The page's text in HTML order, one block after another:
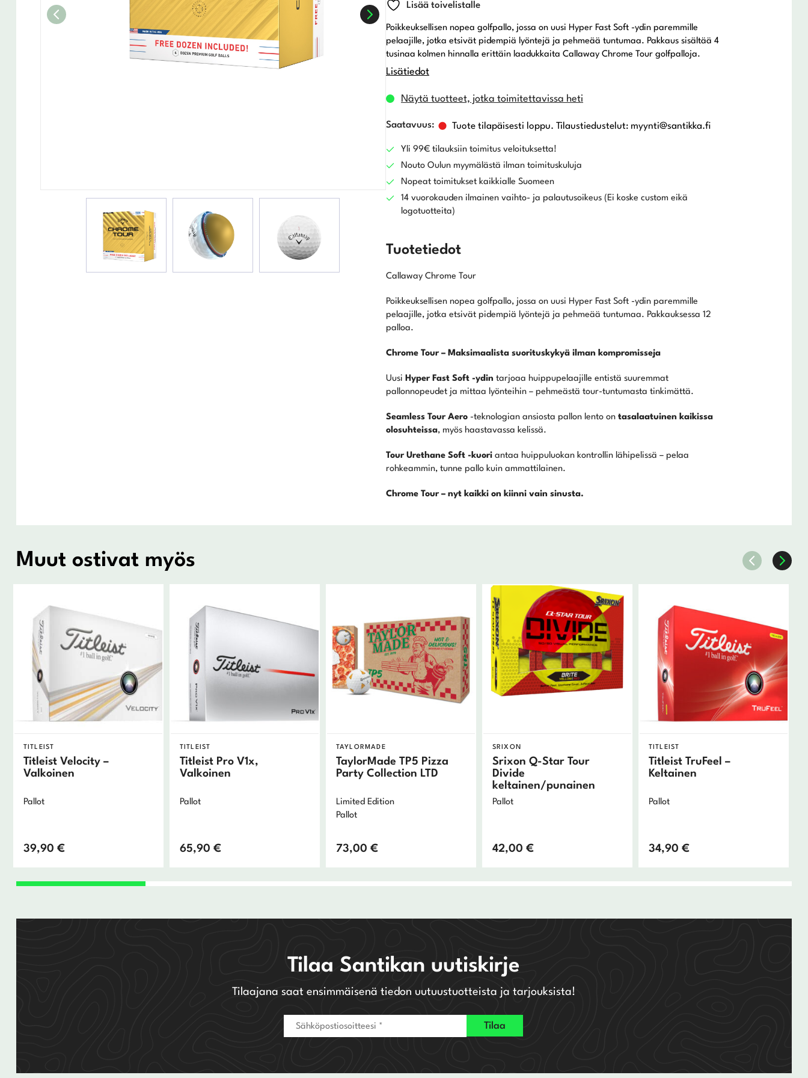
Wedget
Naisten aloittelijan setit
Lisää toivelistalle
Poikkeuksellisen nopea golfpallo, jossa on uusi Hyper Fast Soft -ydin paremmille
pelaajille, jotka etsivät pidempiä lyöntejä ja pehmeää tuntumaa. Pakkaus sisältää 4
tusinaa kolmen hinnalla erittäin laadukkaita Callaway Chrome Tour golfpalloja.
Lisätiedot
Näytä tuotteet, jotka toimitettavissa heti
Tuote tilapäisesti loppu. Tilaustiedustelut: myynti@santikka.fi
Yli 99€ tilauksiin toimitus veloituksetta!
Nouto Oulun myymälästä ilman toimituskuluja
Nopeat toimitukset kaikkialle Suomeen
14 vuorokauden ilmainen vaihto- ja palautusoikeus (Ei koske custom eikä
logotuotteita)
Tuotetiedot
Callaway Chrome Tour
Poikkeuksellisen nopea golfpallo, jossa on uusi Hyper Fast Soft -ydin paremmille
pelaajille, jotka etsivät pidempiä lyöntejä ja pehmeää tuntumaa. Pakkauksessa 12
palloa.
Chrome Tour – Maksimaalista suorituskykyä ilman kompromisseja
Uusi Hyper Fast Soft -ydin tarjoaa huippupelaajille entistä suuremmat
pallonnopeudet ja mittaa lyönteihin – pehmeästä tour-tuntumasta tinkimättä.
Seamless Tour Aero-teknologian ansiosta pallon lento on tasalaatuinen kaikissa
olosuhteissa, myös haastavassa kelissä.
Tour Urethane Soft -kuoriantaa huippuluokan kontrollin lähipelissä – pelaa
rohkeammin, tunne pallo kuin ammattilainen.
Chrome Tour – nyt kaikki on kiinni vain sinusta.
Muut ostivat myös
TITLEIST
Titleist Velocity –
Valkoinen
Pallot
39,90 €
TITLEIST
Titleist Pro V1x,
Valkoinen
Pallot
65,90 €
TAYLORMADE
TaylorMade TP5 Pizza
Party Collection LTD
Limited Edition
Pallot
73,00 €
SRIXON
Srixon Q-Star Tour
Divide
keltainen/punainen
Pallot
42,00 €
TITLEIST
Titleist TruFeel –
Keltainen
Pallot
34,90 €
Tilaa Santikan uutiskirje
Tilaajana saat ensimmäisenä tiedon uutuustuotteista ja tarjouksista!